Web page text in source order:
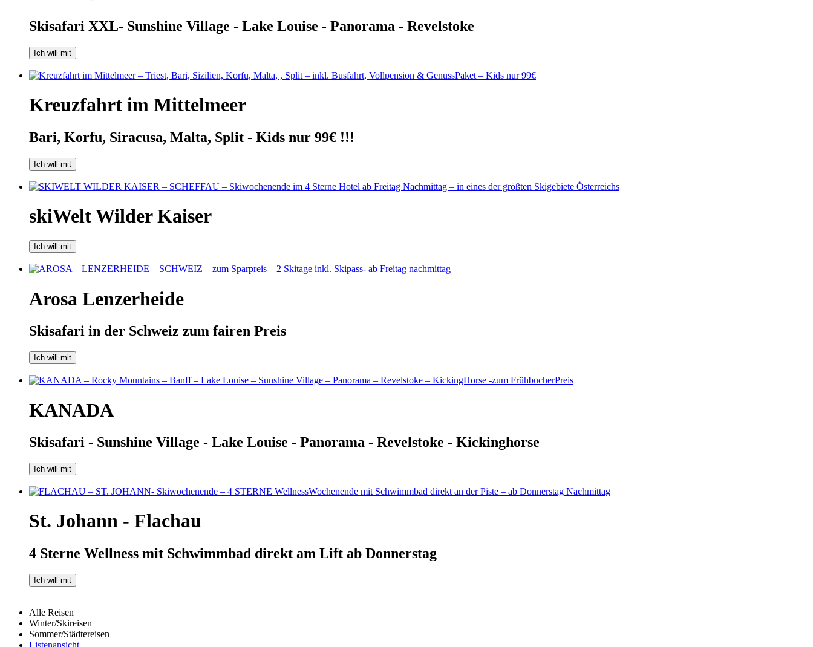
Skisafari XXL- Sunshine Village - Lake Louise - Panorama - Revelstoke
Ich will mit
Kreuzfahrt im Mittelmeer
Bari, Korfu, Siracusa, Malta, Split - Kids nur 99€ !!!
Ich will mit
skiWelt Wilder Kaiser
Ich will mit
Arosa Lenzerheide
Skisafari in der Schweiz zum fairen Preis
Ich will mit
KANADA
Skisafari - Sunshine Village - Lake Louise - Panorama - Revelstoke - Kickinghorse
Ich will mit
St. Johann - Flachau
4 Sterne Wellness mit Schwimmbad direkt am Lift ab Donnerstag
Ich will mit
Alle Reisen
Winter/Skireisen
Sommer/Städtereisen
Listenansicht